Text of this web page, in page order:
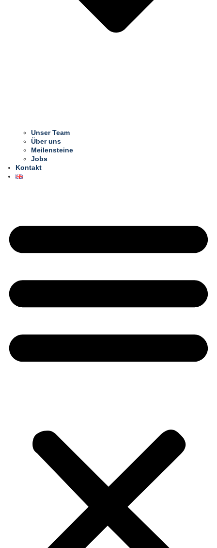
Unser Team
Über uns
Meilensteine
Jobs
Kontakt